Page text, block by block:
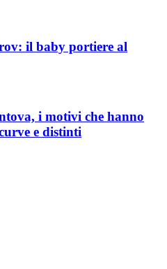
il baby portiere al
i motivi che hanno
e distinti